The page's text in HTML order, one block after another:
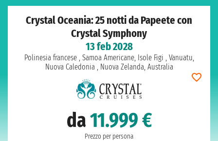
Crystal Oceania: 25 notti da Papeete con
Crystal Symphony
13 feb 2028
Polinesia francese , Samoa Americane, Isole Figi , Vanuatu,
Nuova Caledonia , Nuova Zelanda, Australia
da11.999 €
Prezzo per persona